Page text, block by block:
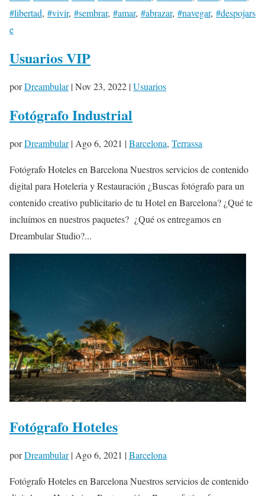
#libertad, #vivir, #sembrar, #amar, #abrazar, #navegar, #despojars
e
Usuarios VIP
porDreambular|Nov 23, 2022 |Usuarios
Fotógrafo Industrial
porDreambular| Ago 6, 2021 |Barcelona, Terrassa
Fotógrafo Hoteles en Barcelona Nuestros servicios de contenido
digital para Hoteleria y Restauración ¿Buscas fotógrafo para un
contenido creativo publicitario de tu Hotel en Barcelona? ¿Qué te
incluímos en nuestros paquetes? ¿Qué os entregamos en
Dreambular Studio?...
Fotógrafo Hoteles
porDreambular| Ago 6, 2021 |Barcelona
Fotógrafo Hoteles en Barcelona Nuestros servicios de contenido